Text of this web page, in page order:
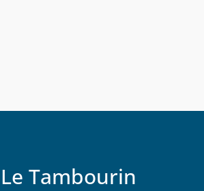
Le Tambourin